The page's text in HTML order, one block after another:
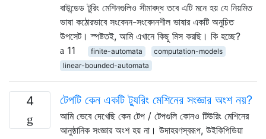
বাউন্ডেড টুরিং মেশিনগুলিও সীমাবদ্ধ তবে এটি মনে হয় যে নিয়মিত
ভাষা কঠোরভাবে সংবেদন-সংবেদনশীল ভাষার একটি অনুচিত
উপসেট। স্পষ্টতই, আমি এখানে কিছু মিস করছি। কি হচ্ছে?
11
finite-automata
computation-models
linear-bounded-automata
4 টেপটি কেন একটি ট্যুরিং মেশিনের সংজ্ঞার অংশ নয়?
আমি ভেবে দেখেছি কেন টেপ / টেপগুলি কোনও টিউরিং মেশিনের
আনুষ্ঠানিক সংজ্ঞার অংশ হয় না। উদাহরণস্বরূপ, উইকিপিডিয়া